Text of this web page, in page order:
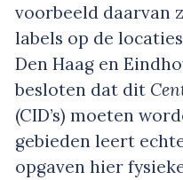
voorbeeld daarvan
labels op de
Den Haag en
besloten dat dit
(CID’s) moeten
gebieden leert
opgaven hier